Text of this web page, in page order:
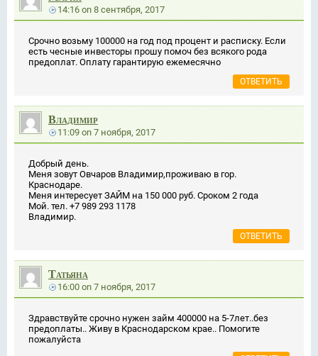
14:16on8 сентября, 2017
Срочно возьму 100000 на год под процент и расписку. Если
есть чесные инвесторы прошу помоч без всякого рода
предоплат. Оплату гарантирую ежемесячно
ОТВЕТИТЬ
Владимир
11:09on7 ноября, 2017
Добрый день.
Меня зовут Овчаров Владимир,проживаю в гор.
Краснодаре.
Меня интересует ЗАЙМ на 150 000 руб. Сроком 2 года
Мой. тел. +7 989 293 1178
Владимир.
ОТВЕТИТЬ
Татьяна
16:00on7 ноября, 2017
Здравствуйте срочно нужен займ 400000 на 5-7лет..без
предоплаты.. Живу в Краснодарском крае.. Помогите
пожалуйста